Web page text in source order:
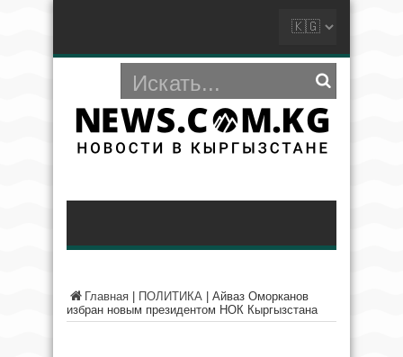
Главная ПОЛИТИКА
Айваз Оморканов
избран новым президентом НОК Кыргызстана